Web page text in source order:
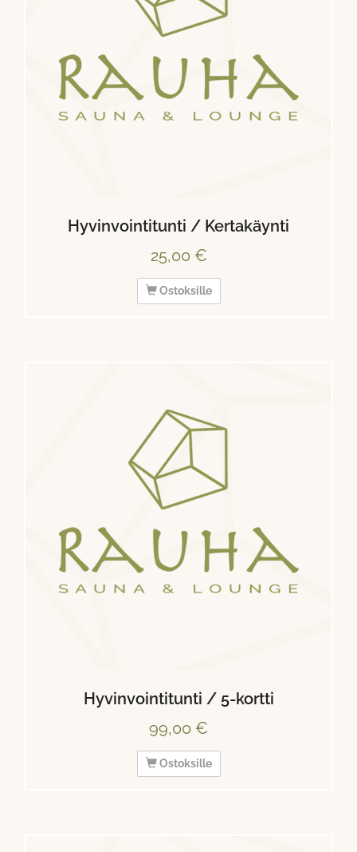
Hyvinvointitunti / Kertakäynti
25,00 €
Ostoksille
Hyvinvointitunti / 5-kortti
99,00 €
Ostoksille